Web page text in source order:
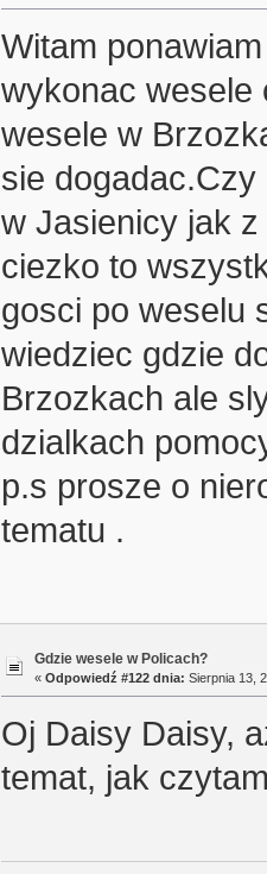
Witam
wykonac wesele
wesele w
sie
w Jasienicy jak
ciezko to
gosci po weselu
wiedziec gdzie
Brzozkach ale
dzialkach
p.s prosze o
tematu .
Gdzie wesele w Policach?
« Odpowiedź #122 dnia: Sierpnia 13,
Oj Daisy Daisy,
temat, jak